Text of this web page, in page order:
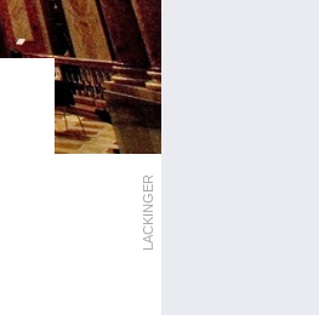
LACKINGER